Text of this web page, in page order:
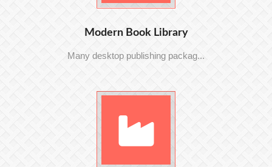
Modern Book Library
Many desktop publishing packag...